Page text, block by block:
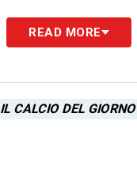
READ MORE
IL CALCIO DEL GIORNO